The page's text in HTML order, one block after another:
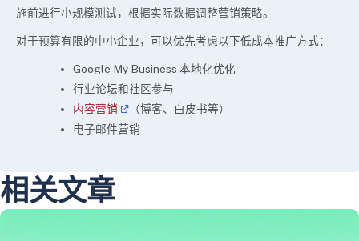
施前进行小规模测试，根据实际数据调整营销策略。
对于预算有限的中小企业，可以优先考虑以下低成本推广方式：
Google My Business 本地化优化
行业论坛和社区参与
内容营销
（博客、白皮书等）
电子邮件营销
相关文章